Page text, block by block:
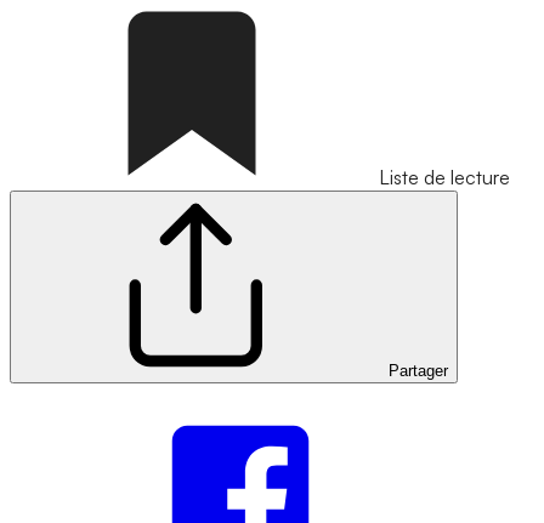
Liste de lecture
Partager